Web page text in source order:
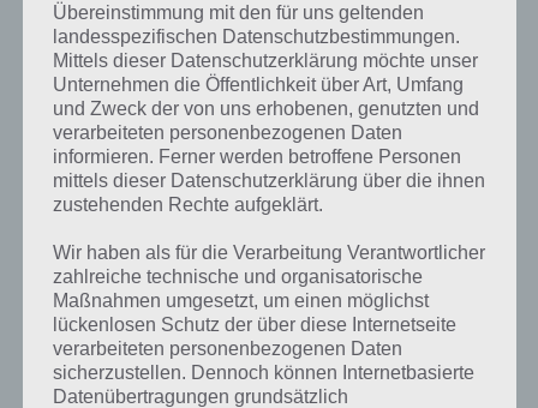
Münzen einsetzt. Da diese jedoch begrenzt sind, hast du hier stets
die Möglichkeit alle Antworten zu finden!
Die obige Lösung stimmt leider nicht mehr?
Wenn die Lösung, die wir dir oben Blasinstrument vorgestellt haben,
nicht mehr aktuell sein sollte oder ein Wort in der Lösung von 94
Kommentaren mit. Nur so können wir stets die aktuellen Antworten
auf die zahlreichen Fragen und Sachverhalte in der App geben. Da
die Entwickler die Lösungen immer mal wieder verändern.
Darum geht es bei 94%
Übereinstimmung mit den für uns geltenden
landesspezifischen Datenschutzbestimmungen.
Mittels dieser Datenschutzerklärung möchte unser
Unternehmen die Öffentlichkeit über Art, Umfang
und Zweck der von uns erhobenen, genutzten und
verarbeiteten personenbezogenen Daten
informieren. Ferner werden betroffene Personen
mittels dieser Datenschutzerklärung über die ihnen
zustehenden Rechte aufgeklärt.
Wir haben als für die Verarbeitung Verantwortlicher
zahlreiche technische und organisatorische
Maßnahmen umgesetzt, um einen möglichst
lückenlosen Schutz der über diese Internetseite
verarbeiteten personenbezogenen Daten
sicherzustellen. Dennoch können Internetbasierte
Datenübertragungen grundsätzlich